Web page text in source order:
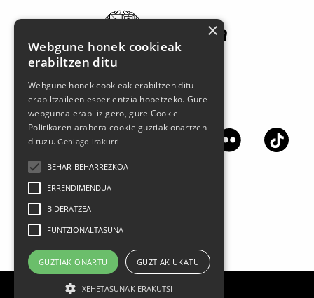
Jarrai gaitzazu sare sozialetan
×
Webgune honek cookieak
erabiltzen ditu
Webgune honek cookieak erabiltzen ditu
erabiltzaileen esperientzia hobetzeko. Gure
webgunea erabiliz gero, gure Cookie
Politikaren arabera cookie guztiak onartzen
dituzu.Gehiago irakurri
BEHAR-BEHARREZKOA
ERRENDIMENDUA
BIDERATZEA
FUNTZIONALTASUNA
GUZTIAK ONARTU GUZTIAK UKATU
XEHETASUNAK ERAKUTSI